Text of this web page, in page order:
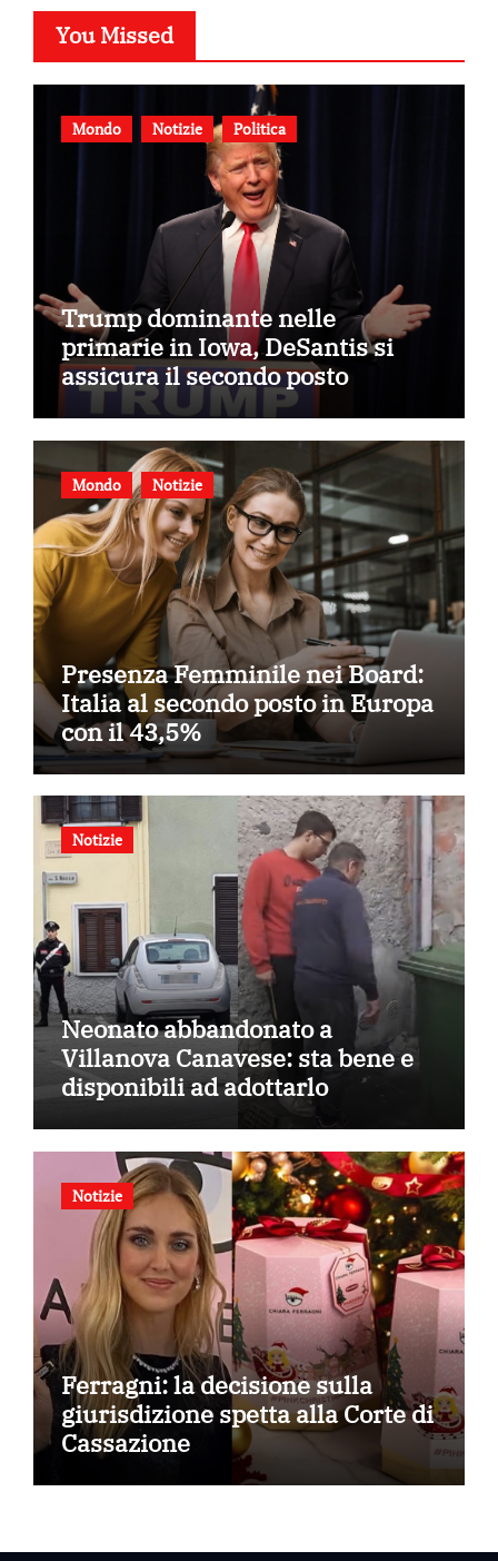
You Missed
Mondo Notizie Politica
Trump dominante nelle
primarie in Iowa, DeSantis si
assicura il secondo posto
Mondo Notizie
Presenza Femminile nei Board:
Italia al secondo posto in Europa
con il 43,5%
Notizie
Neonato abbandonato a
Villanova Canavese: sta bene e
disponibili ad adottarlo
Notizie
Ferragni: la decisione sulla
giurisdizione spetta alla Corte di
Cassazione